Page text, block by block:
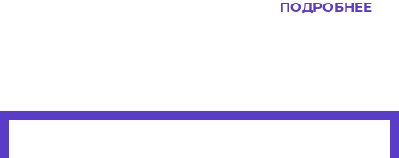
ПОДРОБНЕЕ